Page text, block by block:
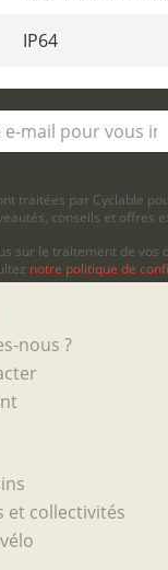
IP64
traitées par Cyclable
conseils et offres
sur le traitement de vos
notre politique de
nous ?
et collectivités